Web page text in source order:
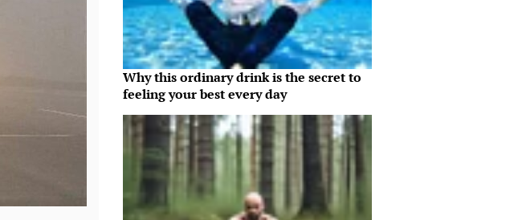
Why this ordinary drink is the secret to
feeling your best every day